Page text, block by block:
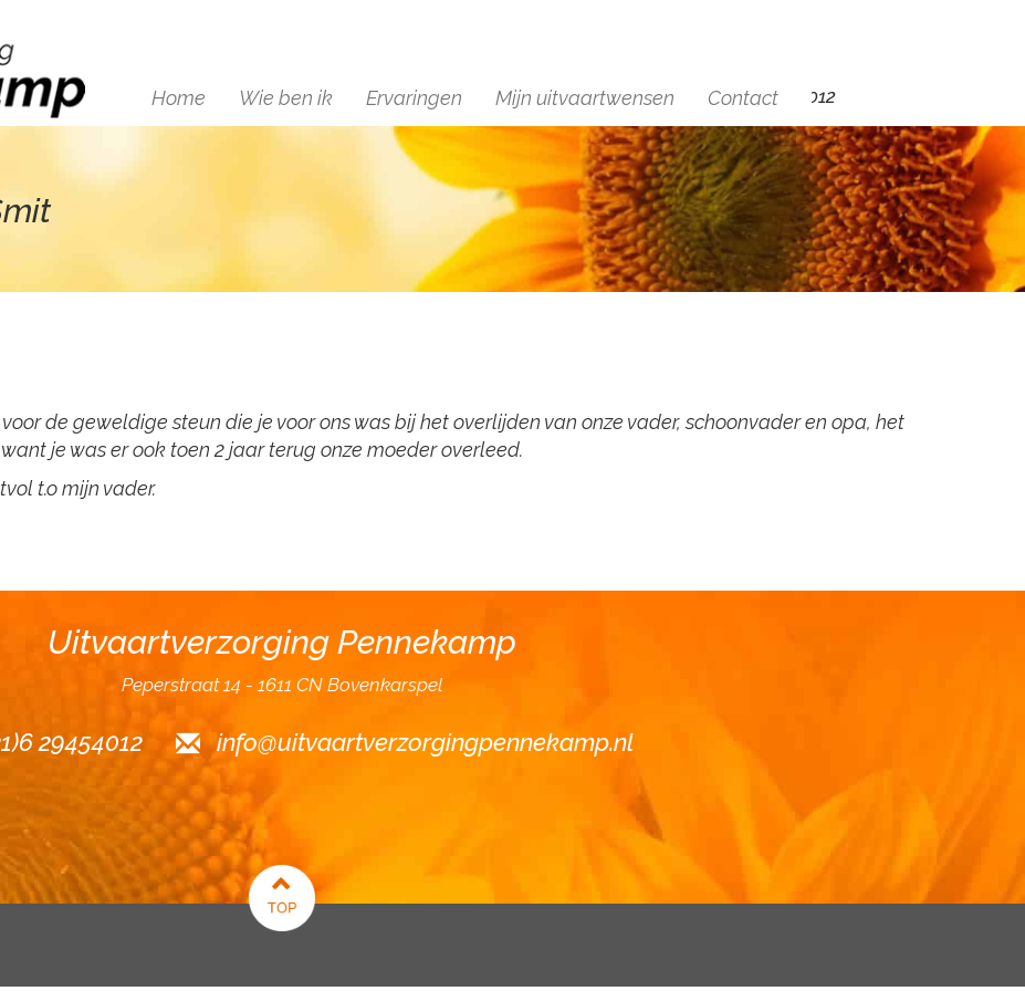
+(31)6 29454012
Home Wie ben ik Ervaringen Mijn uitvaartwensen Contact
de geweldige steun die je voor ons was bij het overlijden van onze vader, schoonvader en opa, het
je was er ook toen 2 jaar terug onze moeder overleed.
t.o mijn vader.
Uitvaartverzorging Pennekamp
Peperstraat 14 1611 CN Bovenkarspel
29454012 info@uitvaartverzorgingpennekamp.nl